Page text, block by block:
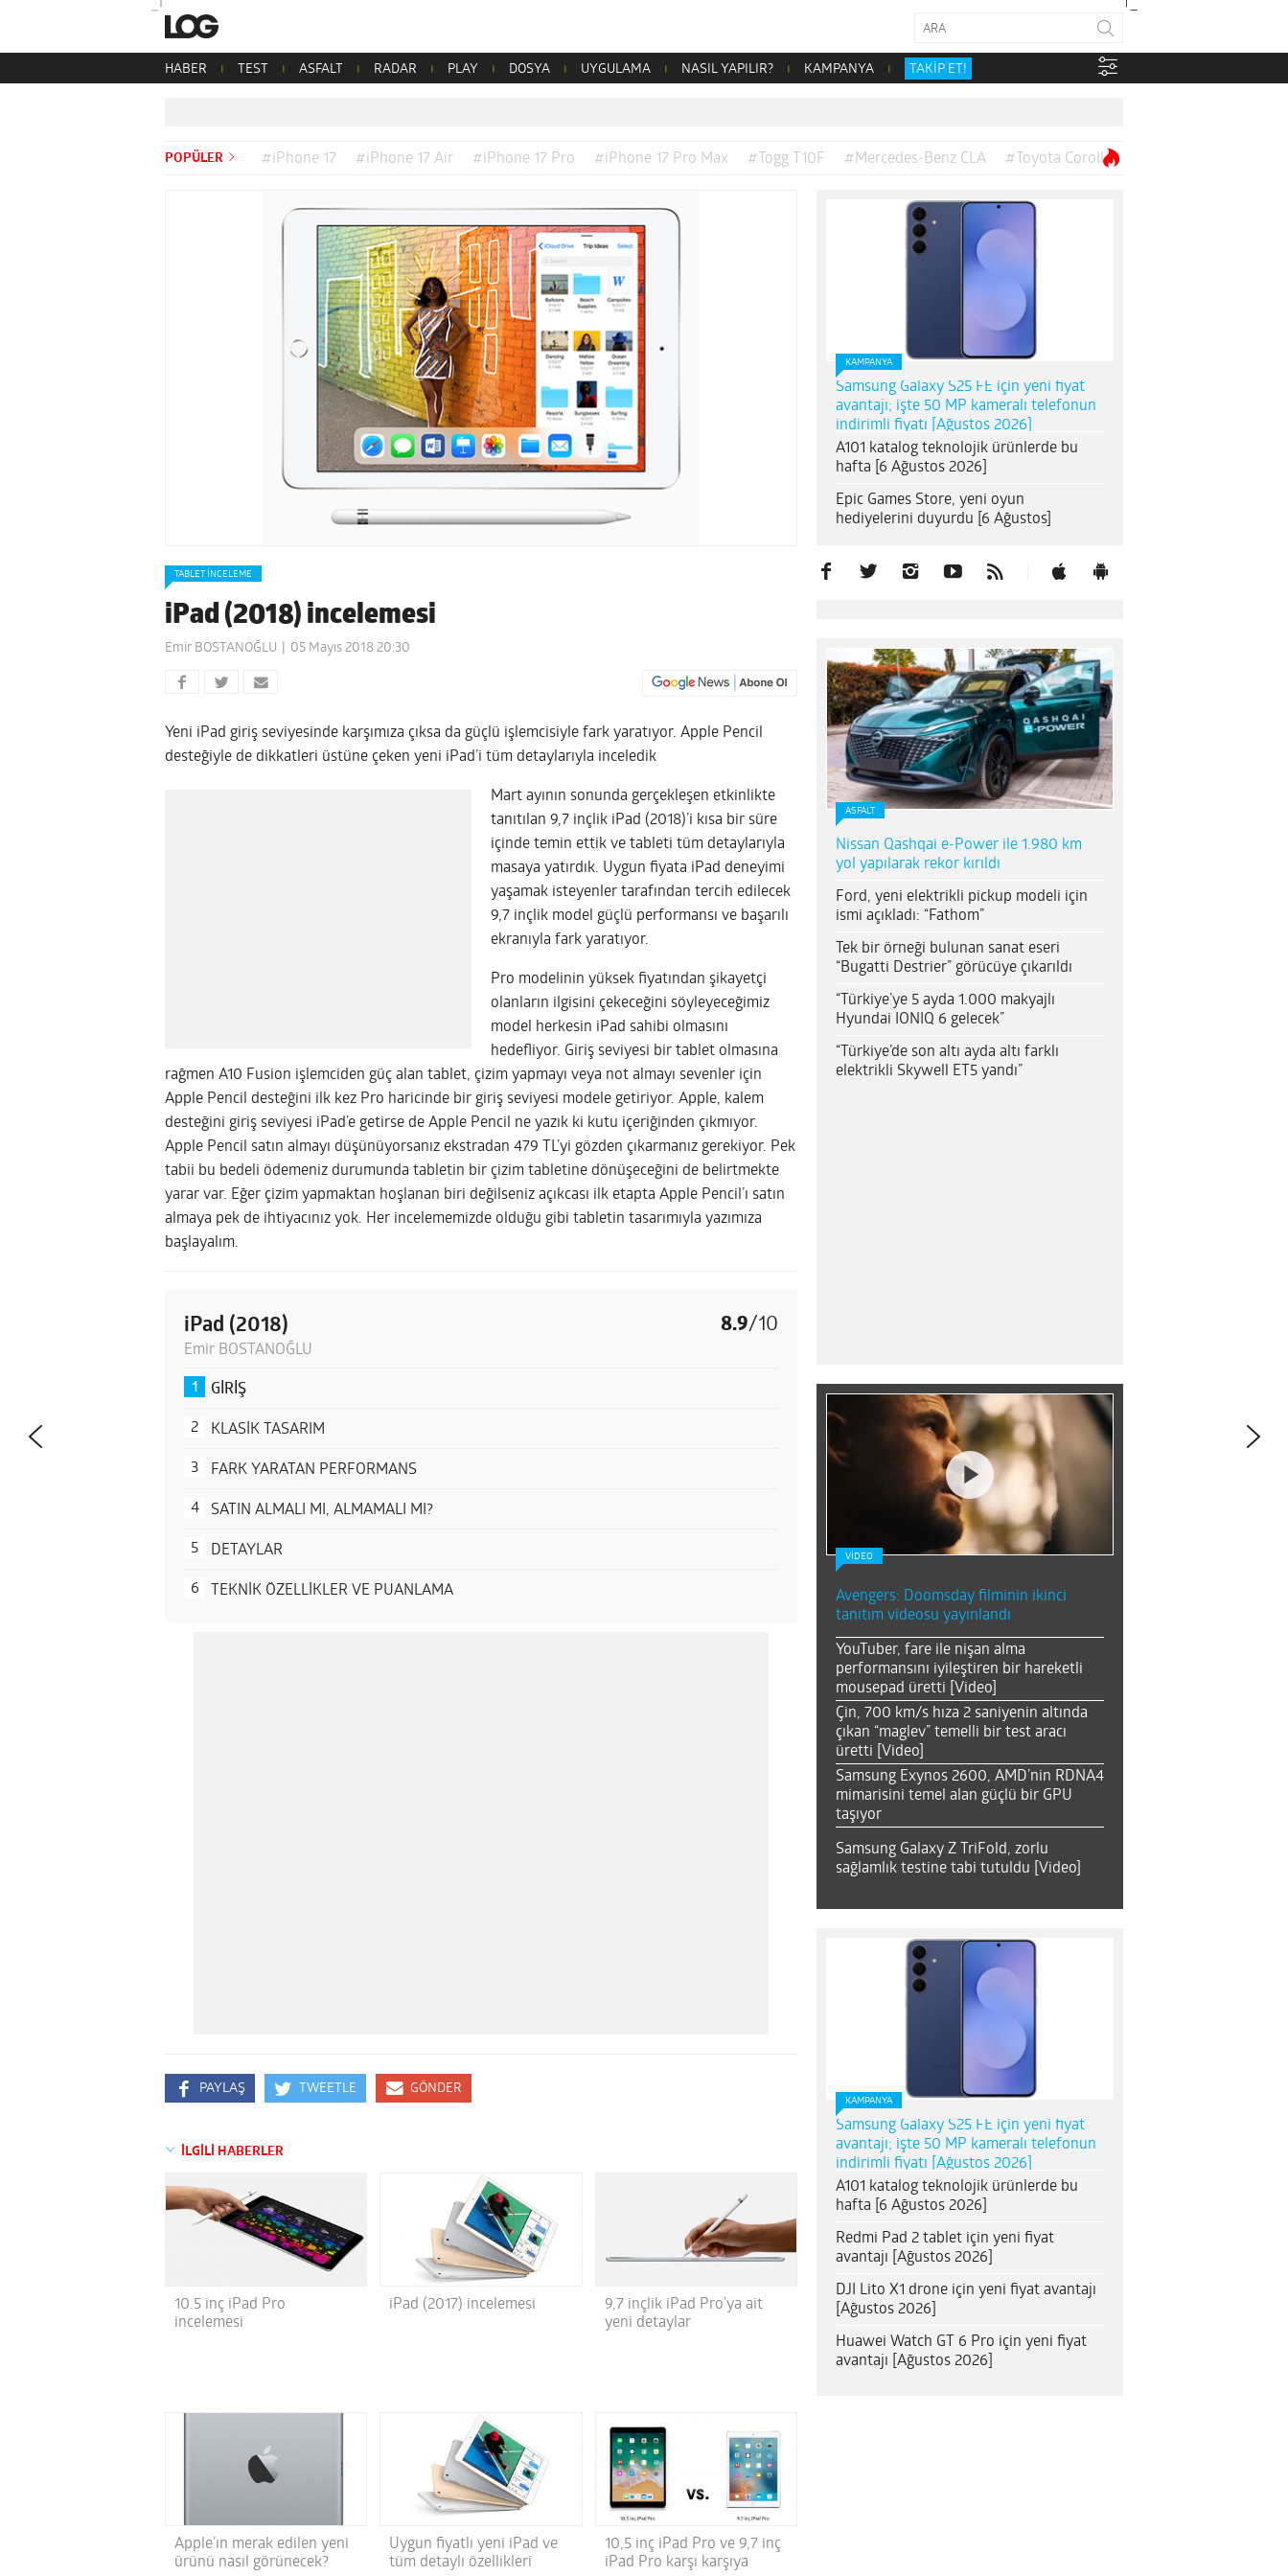
HABER TEST ASFALT RADAR PLAY DOSYA UYGULAMA NASIL YAPILIR? KAMPANYA TAKİP ET!
POPÜLER #iPhone 17 #iPhone 17 Air #iPhone 17 Pro #iPhone 17 Pro Max #Togg T10F #Mercedes-Benz CLA #Toyota Corolla
TABLET İNCELEME
iPad (2018) incelemesi
Emir BOSTANOĞLU 05 Mayıs 2018 20:30
Yeni iPad giriş seviyesinde karşımıza çıksa da güçlü işlemcisiyle fark yaratıyor. Apple Pencil
desteğiyle de dikkatleri üstüne çeken yeni iPad’i tüm detaylarıyla inceledik
Mart ayının sonunda gerçekleşen etkinlikte
tanıtılan 9,7 inçlik iPad (2018)’i kısa bir süre
içinde temin ettik ve tableti tüm detaylarıyla
masaya yatırdık. Uygun fiyata iPad deneyimi
yaşamak isteyenler tarafından tercih edilecek
9,7 inçlik model güçlü performansı ve başarılı
ekranıyla fark yaratıyor.
Pro modelinin yüksek fiyatından şikayetçi
olanların ilgisini çekeceğini söyleyeceğimiz
model herkesin iPad sahibi olmasını
hedefliyor. Giriş seviyesi bir tablet olmasına
rağmen A10 Fusion işlemciden güç alan tablet, çizim yapmayı veya not almayı sevenler için
Apple Pencil desteğini ilk kez Pro haricinde bir giriş seviyesi modele getiriyor. Apple, kalem
desteğini giriş seviyesi iPad’e getirse de Apple Pencil ne yazık ki kutu içeriğinden çıkmıyor.
Apple Pencil satın almayı düşünüyorsanız ekstradan 479 TL’yi gözden çıkarmanız gerekiyor. Pek
tabii bu bedeli ödemeniz durumunda tabletin bir çizim tabletine dönüşeceğini de belirtmekte
yarar var. Eğer çizim yapmaktan hoşlanan biri değilseniz açıkcası ilk etapta Apple Pencil’ı satın
almaya pek de ihtiyacınız yok. Her incelememizde olduğu gibi tabletin tasarımıyla yazımıza
başlayalım.
iPad (2018) 8.9/10
Emir BOSTANOĞLU
GİRİŞ
KLASİK TASARIM
FARK YARATAN PERFORMANS
SATIN ALMALI MI, ALMAMALI MI?
DETAYLAR
TEKNİK ÖZELLİKLER VE PUANLAMA
PAYLAŞ TWEETLE GÖNDER
İLGİLİ HABERLER
10.5 inç iPad Pro
incelemesi
iPad (2017) incelemesi
9,7 inçlik iPad Pro’ya ait
yeni detaylar
Apple’ın merak edilen yeni
ürünü nasıl görünecek?
Uygun fiyatlı yeni iPad ve
tüm detaylı özellikleri
10,5 inç iPad Pro ve 9,7 inç
iPad Pro karşı karşıya
KAMPANYA
Samsung Galaxy S25 FE için yeni fiyat
avantajı; işte 50 MP kameralı telefonun
indirimli fiyatı [Ağustos 2026]
A101 katalog teknolojik ürünlerde bu
hafta [6 Ağustos 2026]
Epic Games Store, yeni oyun
hediyelerini duyurdu [6 Ağustos]
ASFALT
Nissan Qashqai e-Power ile 1.980 km
yol yapılarak rekor kırıldı
Ford, yeni elektrikli pickup modeli için
ismi açıkladı: “Fathom”
Tek bir örneği bulunan sanat eseri
“Bugatti Destrier” görücüye çıkarıldı
“Türkiye’ye 5 ayda 1.000 makyajlı
Hyundai IONIQ 6 gelecek”
“Türkiye’de son altı ayda altı farklı
elektrikli Skywell ET5 yandı”
VİDEO
Avengers: Doomsday filminin ikinci
tanıtım videosu yayınlandı
YouTuber, fare ile nişan alma
performansını iyileştiren bir hareketli
mousepad üretti [Video]
Çin, 700 km/s hıza 2 saniyenin altında
çıkan “maglev” temelli bir test aracı
üretti [Video]
Samsung Exynos 2600, AMD’nin RDNA4
mimarisini temel alan güçlü bir GPU
taşıyor
Samsung Galaxy Z TriFold, zorlu
sağlamlık testine tabi tutuldu [Video]
KAMPANYA
Samsung Galaxy S25 FE için yeni fiyat
avantajı; işte 50 MP kameralı telefonun
indirimli fiyatı [Ağustos 2026]
A101 katalog teknolojik ürünlerde bu
hafta [6 Ağustos 2026]
Redmi Pad 2 tablet için yeni fiyat
avantajı [Ağustos 2026]
DJI Lito X1 drone için yeni fiyat avantajı
[Ağustos 2026]
Huawei Watch GT 6 Pro için yeni fiyat
avantajı [Ağustos 2026]